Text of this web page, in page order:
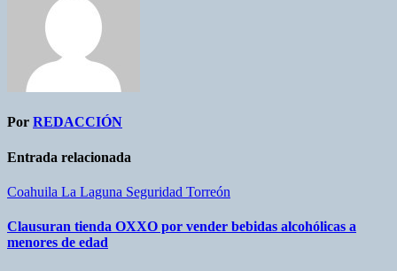
Por REDACCIÓN
Entrada relacionada
Coahuila La Laguna Seguridad Torreón
Clausuran tienda OXXO por vender bebidas alcohólicas a
menores de edad